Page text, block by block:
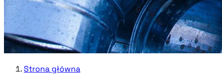
Strona główna